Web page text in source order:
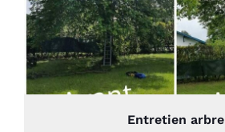
Entretien arbre